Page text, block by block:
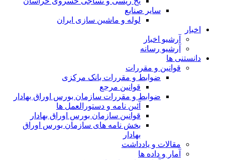
سایر صنایع
لوله و ماشین سازی ایران
اخبار
آرشیو اخبار
آرشیو رسانه
دانستنی ها
قوانین و مقررات
ضوابط و مقررات بانک مرکزی
قوانين مرجع
ضوابط و مقررات سازمان بورس اوراق بهادار
آئین نامه و دستورالعمل ها
قوانین سازمان بورس اوراق بهادار
بخش نامه های سازمان بورس اوراق
بهادار
مقالات و یادداشت
آمار و داده ها